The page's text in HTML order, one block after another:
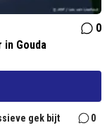
0
Gouda
gek bijt
0